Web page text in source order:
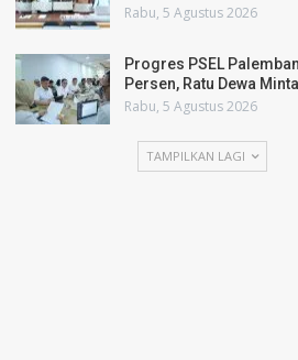
Rabu, 5 Agustus 2026
Progres PSEL
Persen, Ratu Dewa
Rabu, 5 Agustus 2026
TAMPILKAN LAGI